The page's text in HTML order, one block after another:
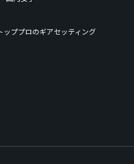
ッププロのギアセッティング